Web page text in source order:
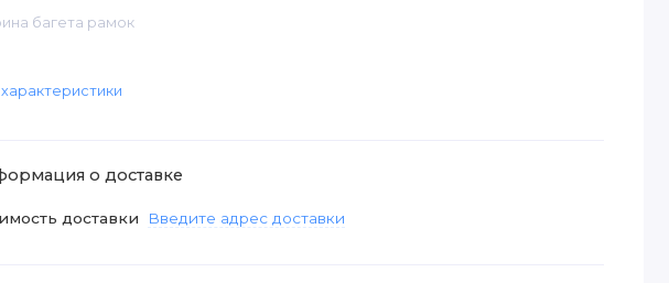
багета рамок
о доставке
доставки Введите адрес доставки